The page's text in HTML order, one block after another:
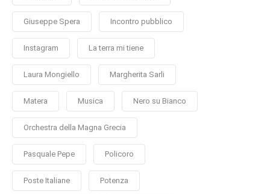
Giuseppe Spera Incontro pubblico
Instagram La terra mi tiene
Laura Mongiello Margherita Sarli
Matera Musica Nero su Bianco
Orchestra della Magna Grecia
Pasquale Pepe Policoro
Poste Italiane Potenza